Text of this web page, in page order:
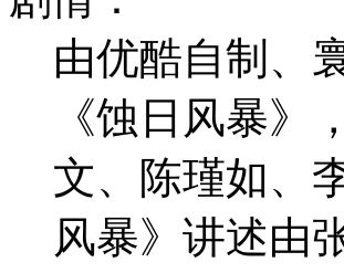
由优酷自制、
《蚀日风暴
文、陈瑾如、
风暴》讲述由